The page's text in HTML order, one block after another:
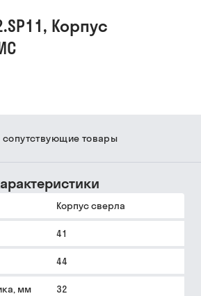
Корпус
сопутствующие товары
Корпус сверла
41
44
мм 32